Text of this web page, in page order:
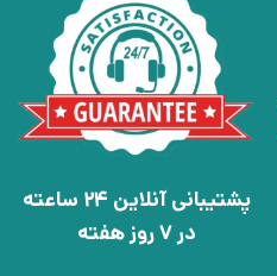
پشتیبانی آنلاین 24 ساعته
در 7 روز هفته